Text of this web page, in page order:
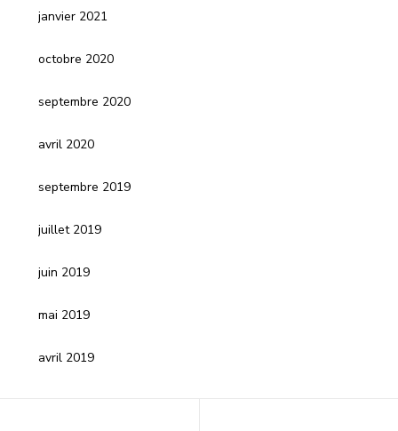
janvier 2021
octobre 2020
septembre 2020
avril 2020
septembre 2019
juillet 2019
juin 2019
mai 2019
avril 2019